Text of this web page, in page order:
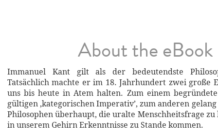
About the eBook
Immanuel Kant gilt als der bedeutendste
Tatsächlich machte er im 18. Jahrhundert zwei große
uns bis heute in Atem halten. Zum einem
gültigen ‚kategorischen Imperativ’, zum anderen
Philosophen überhaupt, die uralte Menschheitsfrage
in unserem Gehirn Erkenntnisse zu Stande kommen.